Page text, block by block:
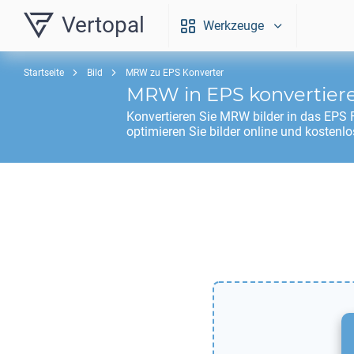
Vertopal Werkzeuge
Startseite Bild MRW zu EPS Konverter
MRW in EPS
Konvertieren Sie MRW bilder in das EPS
optimieren Sie bilder online und